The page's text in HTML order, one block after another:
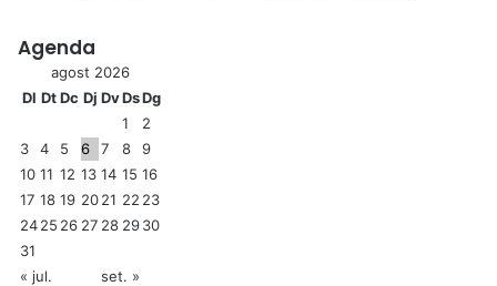
Agenda
agost 2026
Dl DtDc Dj DvDsDg
1
2
3
4 5 6 7 8
9
10 11 12 13 14 15 16
17 18 19 2021 22 23
2425 26 27 28 2930
31
« jul.
set. »